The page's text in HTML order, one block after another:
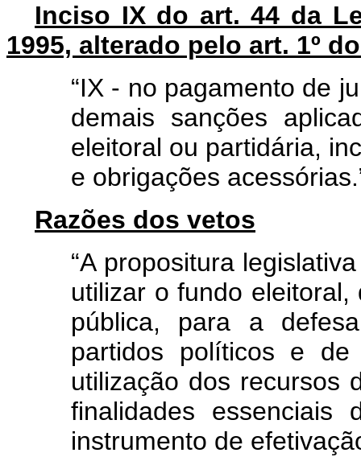
Inciso IX do art. 44 da
1995, alterado pelo art. 1º
“IX - no pagamento de
demais sanções
eleitoral ou partidária,
e obrigações
Razões dos vetos
“A propositura
utilizar o fundo
pública, para a
partidos políticos e
utilização dos recursos
finalidades essenciais
instrumento de